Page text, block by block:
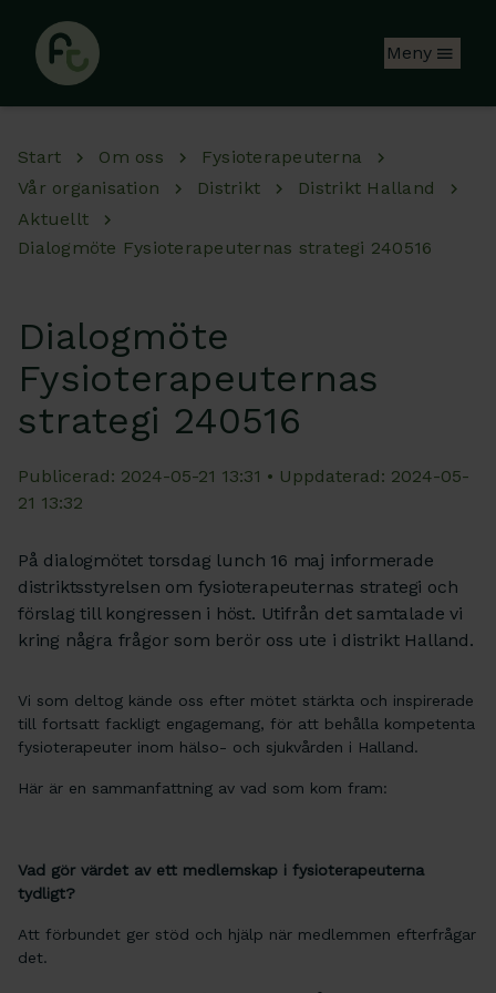
Meny
Start Om oss
Fysioterapeuterna
Vår organisation
Distrikt
Distrikt Halland
Aktuellt
Dialogmöte Fysioterapeuternas strategi 240516
Dialogmöte
Fysioterapeuternas
strategi 240516
Publicerad: 2024-05-21 13:31 • Uppdaterad: 2024-05-
21 13:32
På dialogmötet torsdag lunch 16 maj informerade
distriktsstyrelsen om fysioterapeuternas strategi och
förslag till kongressen i höst. Utifrån det samtalade vi
kring några frågor som berör oss ute i distrikt Halland.
Vi som deltog kände oss efter mötet stärkta och inspirerade
till fortsatt fackligt engagemang, för att behålla kompetenta
fysioterapeuter inom hälso- och sjukvården i Halland.
Här är en sammanfattning av vad som kom fram:
Vad gör värdet av ett medlemskap i fysioterapeuterna
tydligt?
Att förbundet ger stöd och hjälp när medlemmen efterfrågar
det.